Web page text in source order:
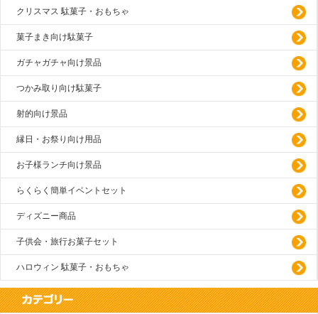
クリスマス 駄菓子・おもちゃ
菓子まき向け駄菓子
ガチャガチャ向け景品
つかみ取り向け駄菓子
射的向け景品
縁日・お祭り向け用品
お子様ランチ向け景品
らくらく簡単イベントセット
ディズニー商品
子供会・旅行お菓子セット
ハロウィン 駄菓子・おもちゃ